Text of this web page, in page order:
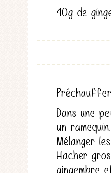
40g de
Dans une
un ramequin.
Mélanger
Hacher
gingembre